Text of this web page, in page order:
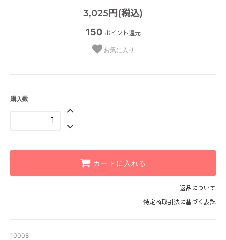
3,025円(税込)
150 ポイント還元
お気に入り
購入数
カートに入れる
返品について
特定商取引法に基づく表記
10008